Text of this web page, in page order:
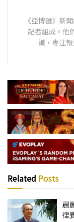
《亞博匯》新
記者組成。他
識，專注
Related Posts
晨
律